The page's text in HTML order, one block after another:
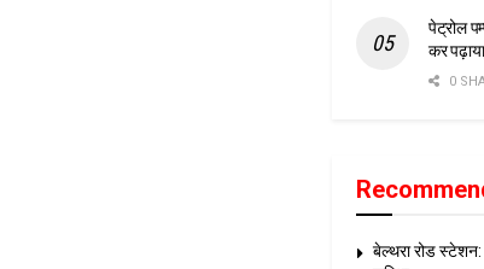
पेट्रोल
कर
0
बेल्थरा रोड स्टेशन: